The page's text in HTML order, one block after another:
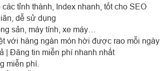
tỉnh thành, Index nhanh, tốt cho SEO
dễ sử dụng
sản, máy tính, xe máy…
với hàng ngàn món hời được rao mỗi ngày
| Đăng tin miễn phí nhanh nhất
miễn phí.